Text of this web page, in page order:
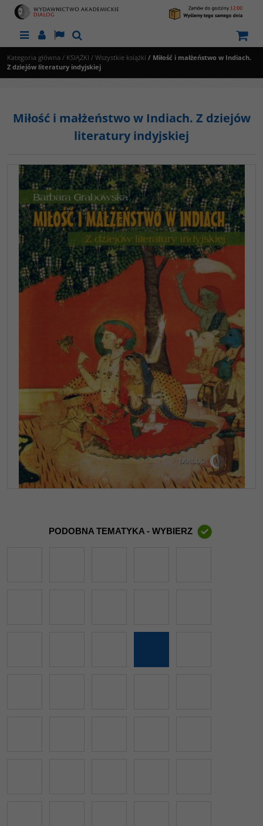
MenuPanelLangSzukaj
Kategoria główna / KSIĄŻKI / Wszystkie książki / Miłość i małżeństwo w Indiach.
Z dziejów literatury indyjskiej
Miłość i małżeństwo w Indiach. Z dziejów
literatury indyjskiej
PODOBNA TEMATYKA - WYBIERZ